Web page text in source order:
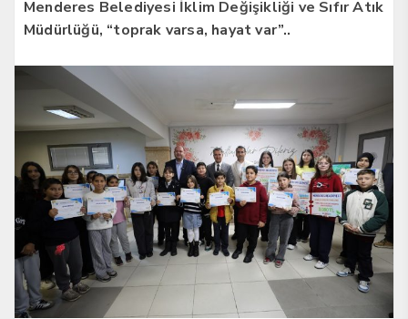
Menderes Belediyesi İklim Değişikliği ve Sıfır Atık
Müdürlüğü, “toprak varsa, hayat var”..